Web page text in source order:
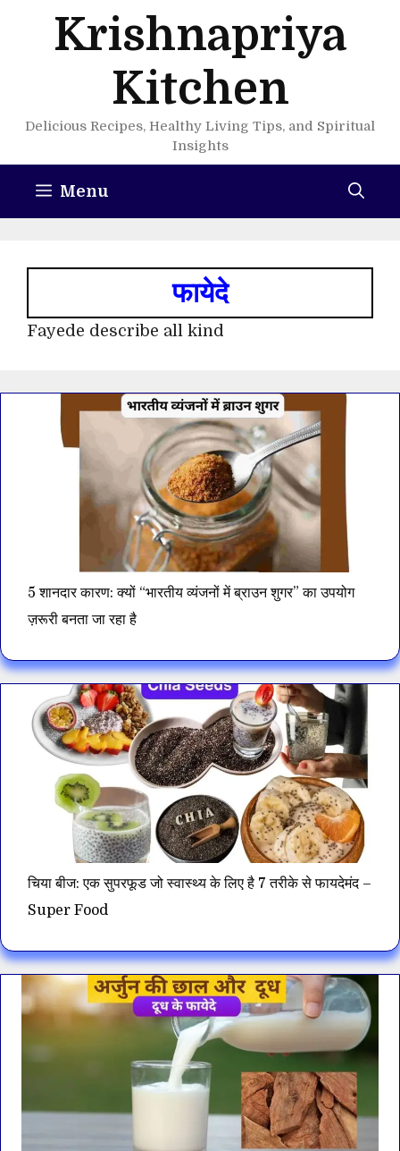
Krishnapriya
Kitchen
Delicious Recipes, Healthy Living Tips, and Spiritual
Insights
Menu
फायेदे
Fayede describe all kind
5 शानदार कारण: क्यों “भारतीय व्यंजनों में ब्राउन शुगर” का उपयोग
ज़रूरी बनता जा रहा है
चिया बीज: एक सुपरफूड जो स्वास्थ्य के लिए है 7 तरीके से फायदेमंद –
Super Food